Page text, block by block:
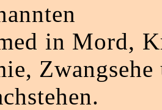
in Mord,